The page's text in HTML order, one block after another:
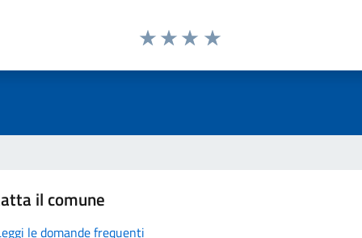
il comune
le domande frequenti